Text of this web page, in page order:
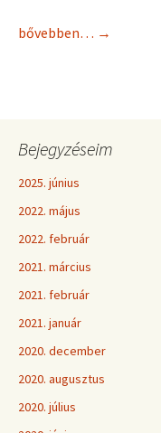
bővebben… →
Bejegyzéseim
2025. június
2022. május
2022. február
2021. március
2021. február
2021. január
2020. december
2020. augusztus
2020. július